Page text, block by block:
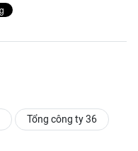
Tổng công ty 36